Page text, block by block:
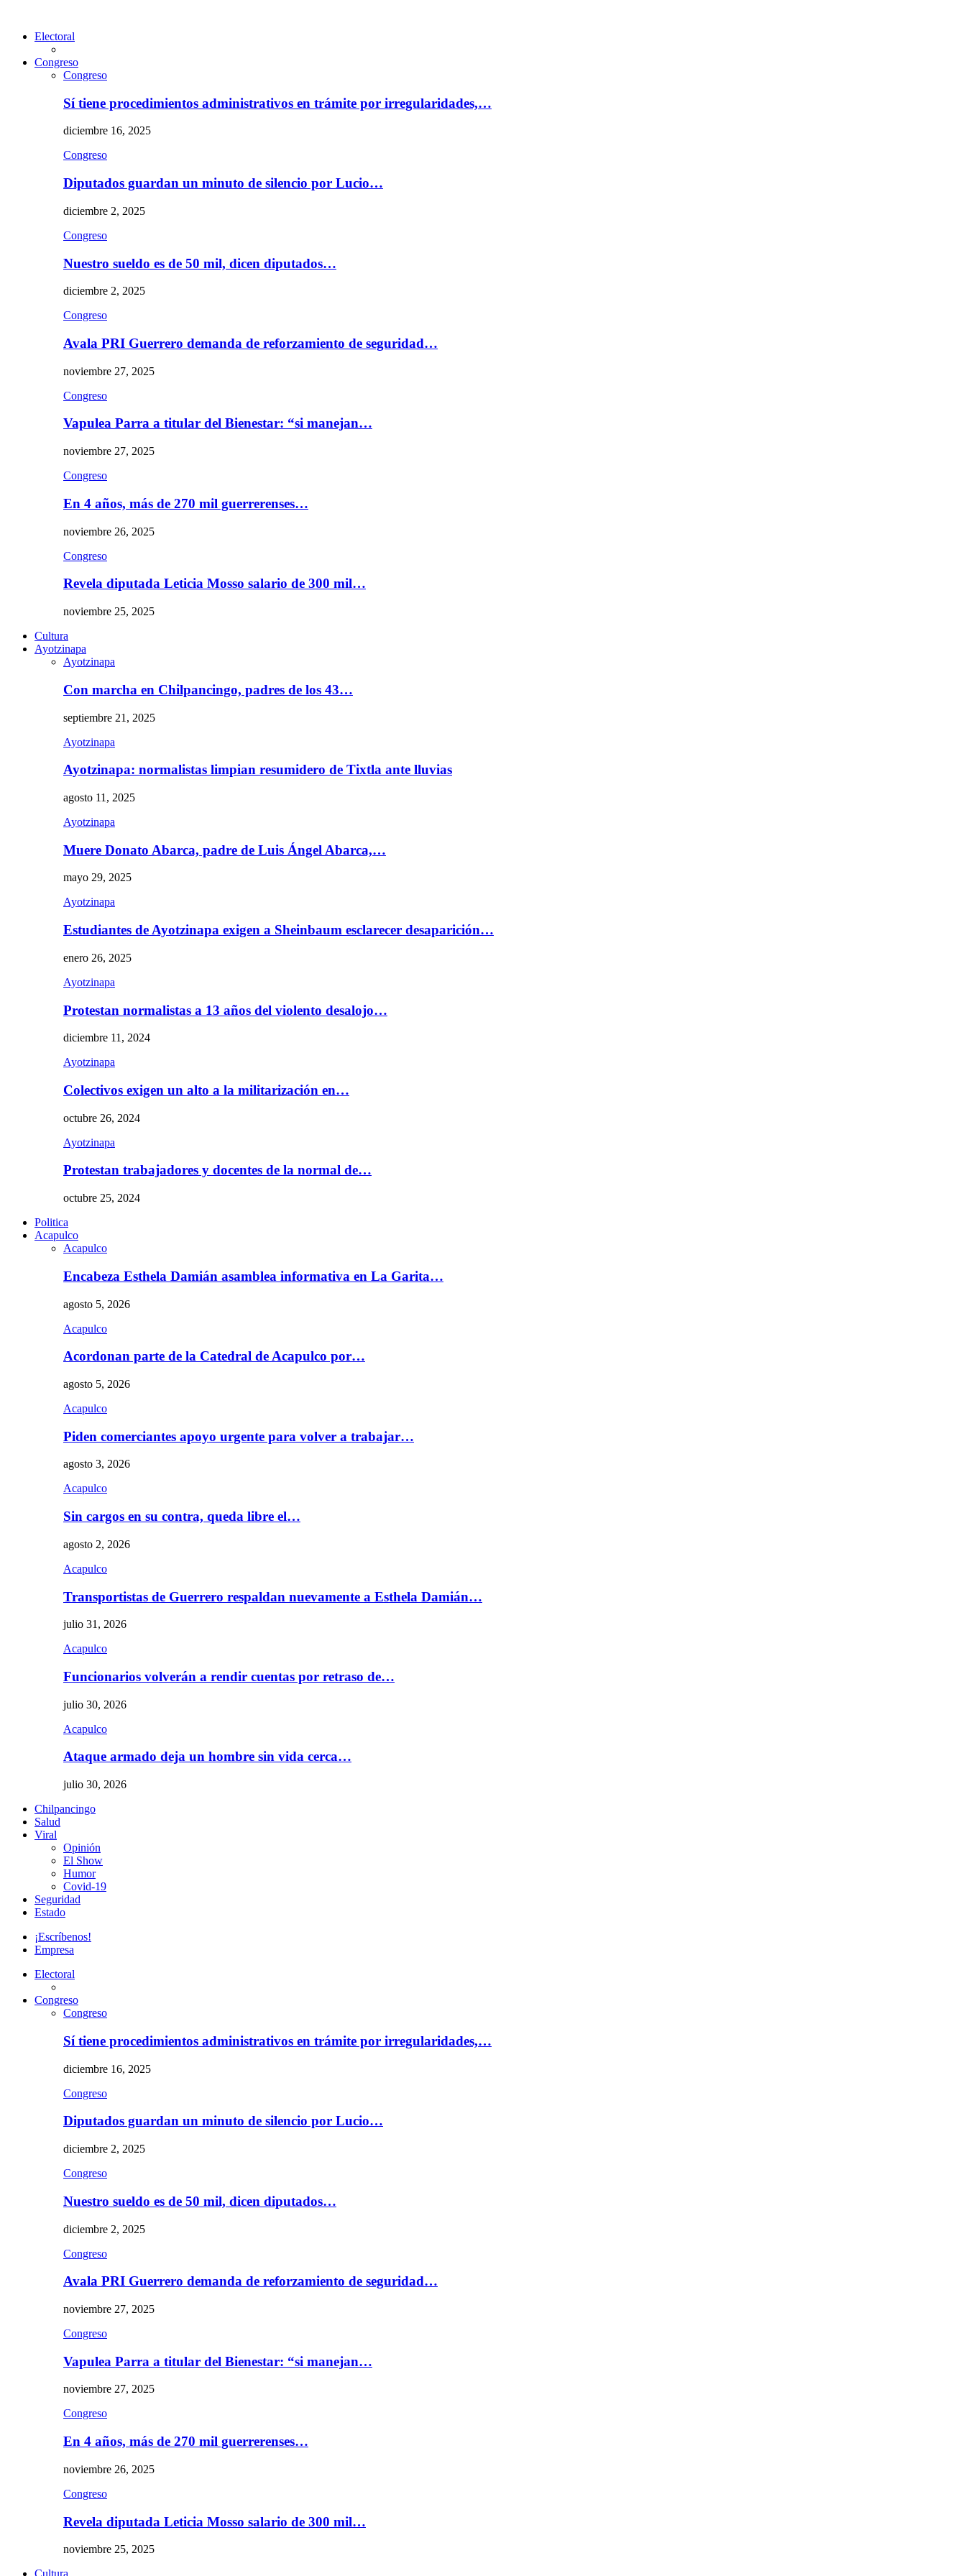
Electoral
Congreso
Congreso
Sí tiene procedimientos administrativos en trámite por irregularidades,…
diciembre 16, 2025
Congreso
Diputados guardan un minuto de silencio por Lucio…
diciembre 2, 2025
Congreso
Nuestro sueldo es de 50 mil, dicen diputados…
diciembre 2, 2025
Congreso
Avala PRI Guerrero demanda de reforzamiento de seguridad…
noviembre 27, 2025
Congreso
Vapulea Parra a titular del Bienestar: “si manejan…
noviembre 27, 2025
Congreso
En 4 años, más de 270 mil guerrerenses…
noviembre 26, 2025
Congreso
Revela diputada Leticia Mosso salario de 300 mil…
noviembre 25, 2025
Cultura
Ayotzinapa
Ayotzinapa
Con marcha en Chilpancingo, padres de los 43…
septiembre 21, 2025
Ayotzinapa
Ayotzinapa: normalistas limpian resumidero de Tixtla ante lluvias
agosto 11, 2025
Ayotzinapa
Muere Donato Abarca, padre de Luis Ángel Abarca,…
mayo 29, 2025
Ayotzinapa
Estudiantes de Ayotzinapa exigen a Sheinbaum esclarecer desaparición…
enero 26, 2025
Ayotzinapa
Protestan normalistas a 13 años del violento desalojo…
diciembre 11, 2024
Ayotzinapa
Colectivos exigen un alto a la militarización en…
octubre 26, 2024
Ayotzinapa
Protestan trabajadores y docentes de la normal de…
octubre 25, 2024
Politica
Acapulco
Acapulco
Encabeza Esthela Damián asamblea informativa en La Garita…
agosto 5, 2026
Acapulco
Acordonan parte de la Catedral de Acapulco por…
agosto 5, 2026
Acapulco
Piden comerciantes apoyo urgente para volver a trabajar…
agosto 3, 2026
Acapulco
Sin cargos en su contra, queda libre el…
agosto 2, 2026
Acapulco
Transportistas de Guerrero respaldan nuevamente a Esthela Damián…
julio 31, 2026
Acapulco
Funcionarios volverán a rendir cuentas por retraso de…
julio 30, 2026
Acapulco
Ataque armado deja un hombre sin vida cerca…
julio 30, 2026
Chilpancingo
Salud
Viral
Opinión
El Show
Humor
Covid-19
Seguridad
Estado
¡Escríbenos!
Empresa
Electoral
Congreso
Congreso
Sí tiene procedimientos administrativos en trámite por irregularidades,…
diciembre 16, 2025
Congreso
Diputados guardan un minuto de silencio por Lucio…
diciembre 2, 2025
Congreso
Nuestro sueldo es de 50 mil, dicen diputados…
diciembre 2, 2025
Congreso
Avala PRI Guerrero demanda de reforzamiento de seguridad…
noviembre 27, 2025
Congreso
Vapulea Parra a titular del Bienestar: “si manejan…
noviembre 27, 2025
Congreso
En 4 años, más de 270 mil guerrerenses…
noviembre 26, 2025
Congreso
Revela diputada Leticia Mosso salario de 300 mil…
noviembre 25, 2025